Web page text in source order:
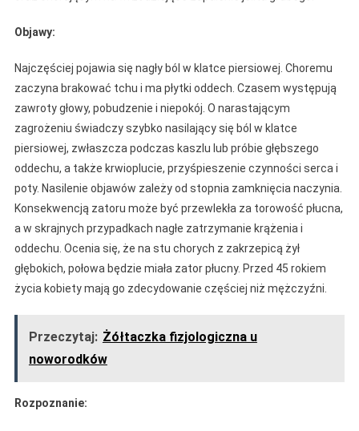
Objawy:
Najczęściej pojawia się nagły ból w klatce piersiowej. Choremu
zaczyna brakować tchu i ma płytki oddech. Czasem występują
zawroty głowy, pobudzenie i niepokój. O narastającym
zagrożeniu świadczy szybko nasilający się ból w klatce
piersiowej, zwłaszcza podczas kaszlu lub próbie głębszego
oddechu, a także krwioplucie, przyśpieszenie czynności serca i
poty. Nasilenie objawów zależy od stopnia zamknięcia naczynia.
Konsekwencją zatoru może być przewlekła za torowość płucna,
a w skrajnych przypadkach nagłe zatrzymanie krążenia i
oddechu. Ocenia się, że na stu chorych z zakrzepicą żył
głębokich, połowa będzie miała zator płucny. Przed 45 rokiem
życia kobiety mają go zdecydowanie częściej niż mężczyźni.
Przeczytaj: Żółtaczka fizjologiczna u
noworodków
Rozpoznanie: